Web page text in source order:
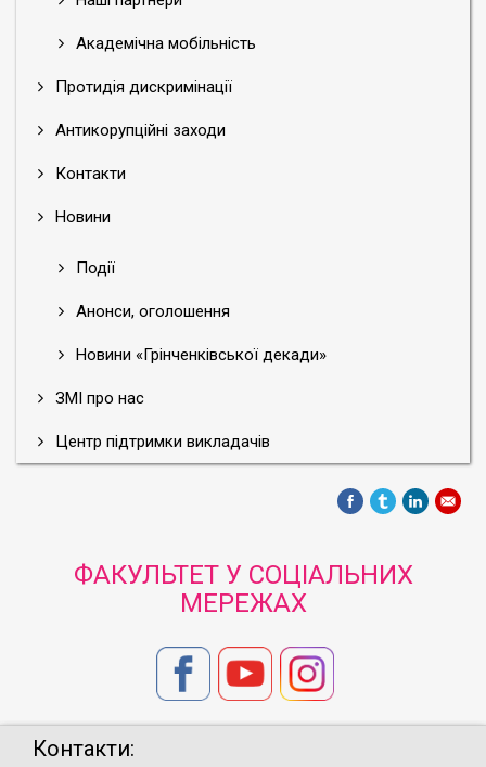
Академічна мобільність
Протидія дискримінації
Антикорупційні заходи
Контакти
Новини
Події
Анонси, оголошення
Новини «Грінченківської декади»
ЗМІ про нас
Центр підтримки викладачів
ФАКУЛЬТЕТ У СОЦІАЛЬНИХ
МЕРЕЖАХ
Контакти: